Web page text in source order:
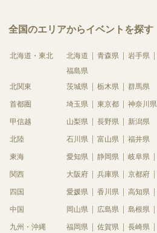
全国のエリアからイベントを探す
北海道・東北 北海道 青森県 岩手県
福島県
北関東
茨城県 栃木県 群馬県
首都圏 埼玉県 東京都 神奈川県
甲信越 山梨県 長野県 新潟県
北陸 石川県 富山県 福井県
東海 愛知県 静岡県 岐阜県
関西 大阪府 兵庫県 京都府
四国 愛媛県 香川県 高知県
中国 岡山県 広島県 島根県
九州・沖縄 福岡県 佐賀県 長崎県